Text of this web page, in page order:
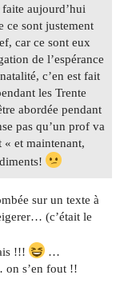
faite aujourd’hui
ce sont justement
car ce sont eux
de l’espérance
c’en est fait
les Trente
abordée pendant
pas qu’un prof va
« et maintenant,
sur un texte à
(c’était le
!!!
…
on s’en fout !!